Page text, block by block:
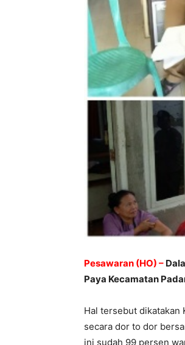
Pesawaran (HO) –
Paya Kecamatan
Hal tersebut dikatakan
secara dor to dor
ini sudah 99 persen